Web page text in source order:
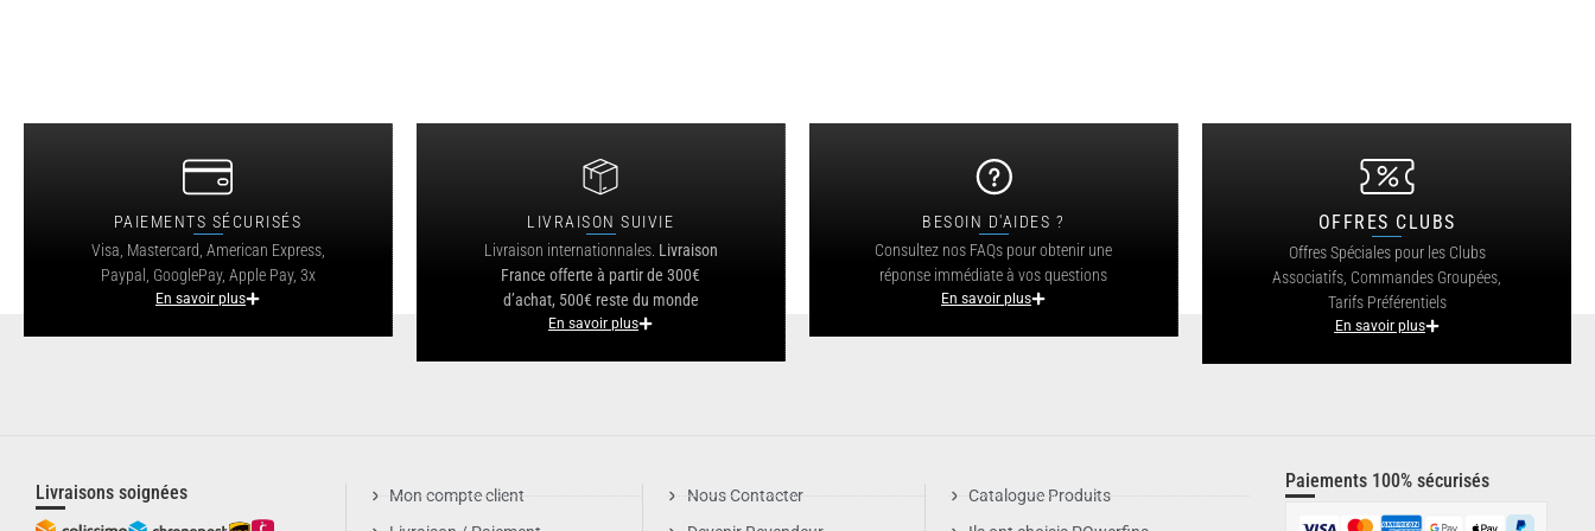
PAIEMENTS SÉCURISÉS
Visa, Mastercard, American Express,
Paypal, GooglePay, Apple Pay, 3x
En savoir plus
LIVRAISON SUIVIE
Livraison internationnales. Livraison
France offerte à partir de 300€
d’achat, 500€ reste du monde
En savoir plus
BESOIN D'AIDES ?
Consultez nos FAQs pour obtenir une
réponse immédiate à vos questions
En savoir plus
OFFRES CLUBS
Offres Spéciales pour les Clubs
Associatifs, Commandes Groupées,
Tarifs Préférentiels
En savoir plus
Livraisons soignées
Mon compte client
Nous Contacter
Catalogue Produits
Paiements 100% sécurisés